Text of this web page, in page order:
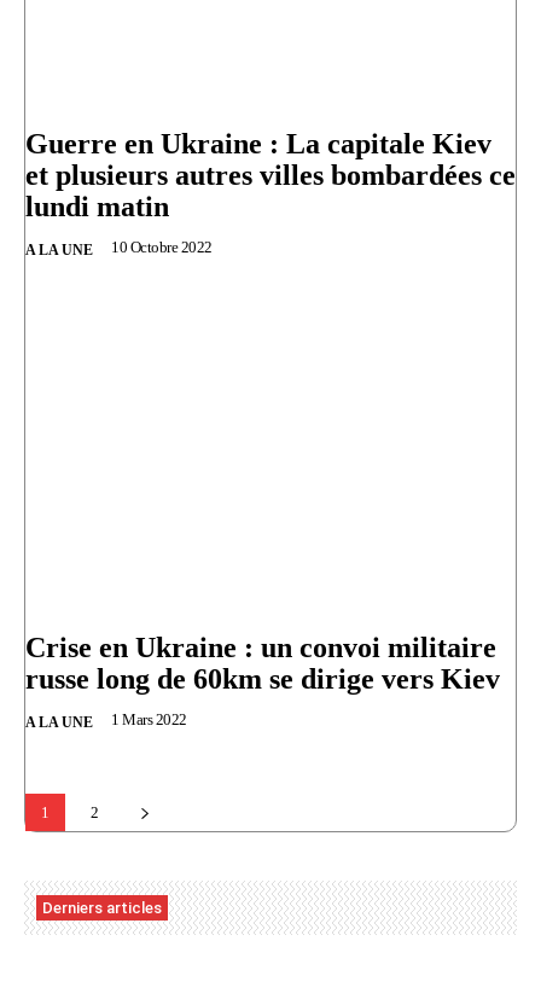
Guerre en Ukraine : La capitale Kiev
et plusieurs autres villes bombardées ce
lundi matin
A LA UNE 10 Octobre 2022
Crise en Ukraine : un convoi militaire
russe long de 60km se dirige vers Kiev
A LA UNE 1 Mars 2022
1 2
Derniers articles